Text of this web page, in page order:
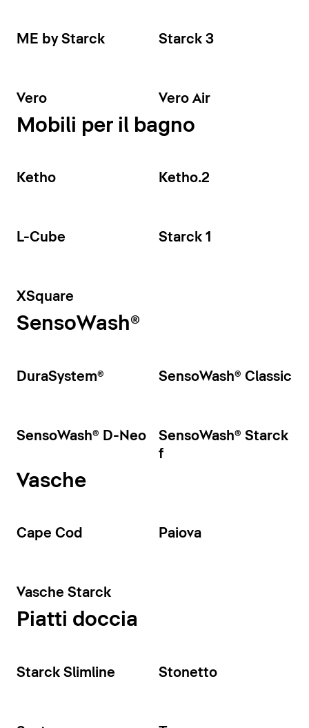
ME by Starck Starck 3
Vero Vero Air
Mobili per il bagno
Ketho Ketho.2
L-Cube Starck 1
XSquare
SensoWash®
DuraSystem® SensoWash® Classic
SensoWash® D-Neo
SensoWash® Starck
f
Vasche
Cape Cod Paiova
Vasche Starck
Piatti doccia
Starck Slimline Stonetto